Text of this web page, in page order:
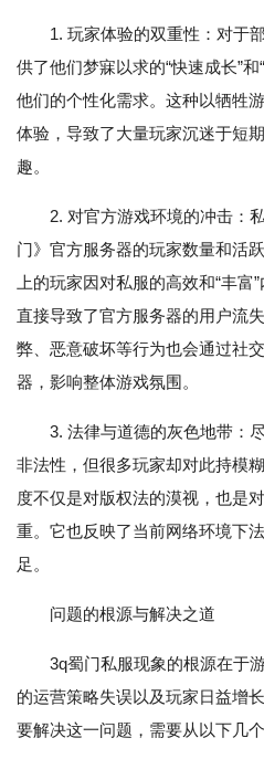
1. 玩家体验的双重性：对于
供了他们梦寐以求的“快速成长”
他们的个性化需求。这种以牺牲
体验，导致了大量玩家沉迷于短
趣。
2. 对官方游戏环境的冲击：
门》官方服务器的玩家数量和活
上的玩家因对私服的高效和“丰
直接导致了官方服务器的用户流
弊、恶意破坏等行为也会通过社
器，影响整体游戏氛围。
3. 法律与道德的灰色地带：
非法性，但很多玩家却对此持模
度不仅是对版权法的漠视，也是
重。它也反映了当前网络环境下
足。
问题的根源与解决之道
3q蜀门私服现象的根源在于
的运营策略失误以及玩家日益增
要解决这一问题，需要从以下几